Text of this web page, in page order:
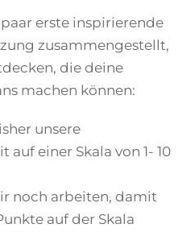
erste inspirierende
zusammengestellt,
die deine
machen können:
unsere
auf einer Skala von 1- 10
noch arbeiten, damit
auf der Skala